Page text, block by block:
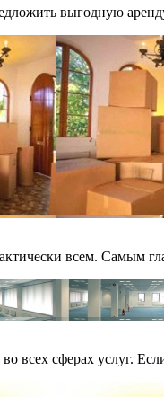
выгодную
всем. Самым
всех сферах услуг.